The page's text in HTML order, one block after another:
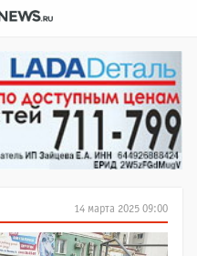
14 марта 2025 09:00